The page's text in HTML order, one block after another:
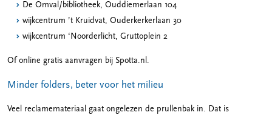
De Omval/bibliotheek, Ouddiemerlaan 104
wijkcentrum ’t Kruidvat, Ouderkerkerlaan 30
wijkcentrum ‘Noorderlicht, Gruttoplein 2
Of online gratis aanvragen bij Spotta.nl.
Minder folders, beter voor het milieu
Veel reclamemateriaal gaat ongelezen de prullenbak in. Dat is